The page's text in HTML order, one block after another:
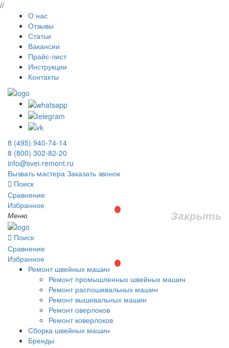
//
О нас
Отзывы
Статьи
Вакансии
Прайс-лист
Инструкции
Контакты
8 (495) 940-74-14
8 (800) 302-82-20
info@svei-remont.ru
Вызвать мастера Заказать звонок
Поиск
Сравнение
Избранное
Меню
Закрыть
Поиск
Сравнение
Избранное
Ремонт швейных машин
Ремонт промышленных швейных машин
Ремонт распошивальных машин
Ремонт вышивальных машин
Ремонт оверлоков
Ремонт коверлоков
Сборка швейных машин
Бренды